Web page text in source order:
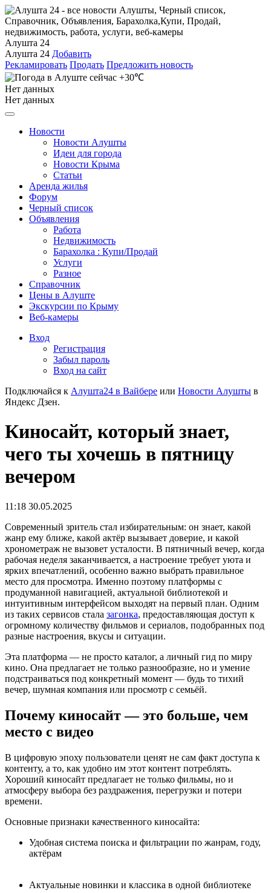
Алушта 24
Алушта 24 Добавить
Рекламировать Продать Предложить новость
+30℃
Нет данных
Нет данных
Новости
Новости Алушты
Идеи для города
Новости Крыма
Статьи
Аренда жилья
Форум
Черный список
Объявления
Работа
Недвижимость
Барахолка : Купи/Продай
Услуги
Разное
Справочник
Цены в Алуште
Экскурсии по Крыму
Веб-камеры
Вход
Регистрация
Забыл пароль
Вход на сайт
Подключайся к Алушта24 в Вайбере или Новости Алушты в
Яндекс Дзен.
Киносайт, который знает,
чего ты хочешь в пятницу
вечером
11:18 30.05.2025
Современный зритель стал избирательным: он знает, какой
жанр ему ближе, какой актёр вызывает доверие, и какой
хронометраж не вызовет усталости. В пятничный вечер, когда
рабочая неделя заканчивается, а настроение требует уюта и
ярких впечатлений, особенно важно выбрать правильное
место для просмотра. Именно поэтому платформы с
продуманной навигацией, актуальной библиотекой и
интуитивным интерфейсом выходят на первый план. Одним
из таких сервисов стала загонка, предоставляющая доступ к
огромному количеству фильмов и сериалов, подобранных под
разные настроения, вкусы и ситуации.
Эта платформа — не просто каталог, а личный гид по миру
кино. Она предлагает не только разнообразие, но и умение
подстраиваться под конкретный момент — будь то тихий
вечер, шумная компания или просмотр с семьёй.
Почему киносайт — это больше, чем
место с видео
В цифровую эпоху пользователи ценят не сам факт доступа к
контенту, а то, как удобно им этот контент потреблять.
Хороший киносайт предлагает не только фильмы, но и
атмосферу выбора без раздражения, перегрузки и потери
времени.
Основные признаки качественного киносайта:
Удобная система поиска и фильтрации по жанрам, году,
актёрам
Актуальные новинки и классика в одной библиотеке